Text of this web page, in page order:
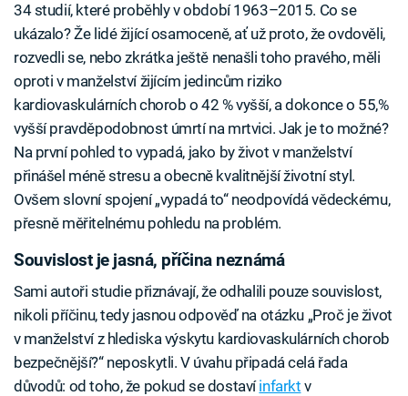
34 studií, které proběhly v období 1963–2015. Co se
ukázalo? Že lidé žijící osamoceně, ať už proto, že ovdověli,
rozvedli se, nebo zkrátka ještě nenašli toho pravého, měli
oproti v manželství žijícím jedincům riziko
kardiovaskulárních chorob o 42 % vyšší, a dokonce o 55,%
vyšší pravděpodobnost úmrtí na mrtvici. Jak je to možné?
Na první pohled to vypadá, jako by život v manželství
přinášel méně stresu a obecně kvalitnější životní styl.
Ovšem slovní spojení „vypadá to“ neodpovídá vědeckému,
přesně měřitelnému pohledu na problém.
Souvislost je jasná, příčina neznámá
Sami autoři studie přiznávají, že odhalili pouze souvislost,
nikoli příčinu, tedy jasnou odpověď na otázku „Proč je život
v manželství z hlediska výskytu kardiovaskulárních chorob
bezpečnější?“ neposkytli. V úvahu připadá celá řada
důvodů: od toho, že pokud se dostavíinfarkt v